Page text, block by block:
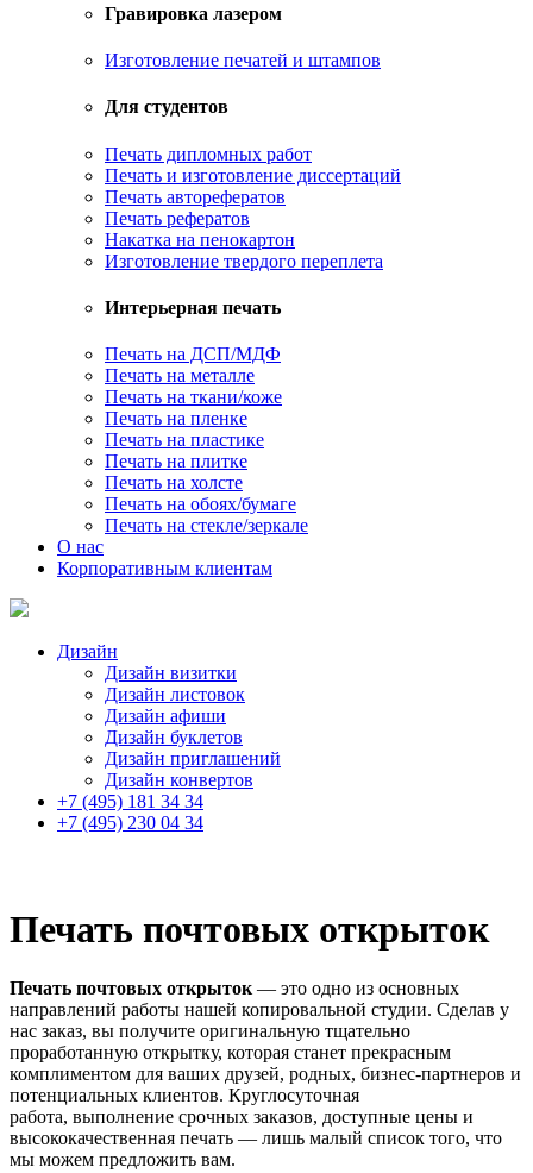
Гравировка лазером
Изготовление печатей и штампов
Для студентов
Печать дипломных работ
Печать и изготовление диссертаций
Печать авторефератов
Печать рефератов
Накатка на пенокартон
Изготовление твердого переплета
Интерьерная печать
Печать на ДСП/МДФ
Печать на металле
Печать на ткани/коже
Печать на пленке
Печать на пластике
Печать на плитке
Печать на холсте
Печать на обоях/бумаге
Печать на стекле/зеркале
О нас
Корпоративным клиентам
Дизайн
Дизайн визитки
Дизайн листовок
Дизайн афиши
Дизайн буклетов
Дизайн приглашений
Дизайн конвертов
+7 (495) 181 34 34
+7 (495) 230 04 34
Печать почтовых открыток
Печать почтовых открыток — это одно из основных
направлений работы нашей копировальной студии. Сделав у
нас заказ, вы получите оригинальную тщательно
проработанную открытку, которая станет прекрасным
комплиментом для ваших друзей, родных, бизнес-партнеров и
потенциальных клиентов. Круглосуточная
работа, выполнение срочных заказов, доступные цены и
высококачественная печать — лишь малый список того, что
мы можем предложить вам.